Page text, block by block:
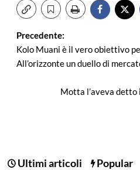
Navigazione
articolo
Precedente:
Kolo Muani è il vero obiettivo
All’orizzonte un duello di
Motta l’aveva detto
Ultimi articoli Popular